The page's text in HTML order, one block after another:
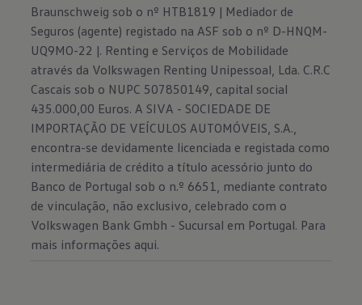
Braunschweig sob o nº HTB1819 | Mediador de
Seguros (agente) registado na ASF sob o nº D-HNQM-
UQ9MO-22 |. Renting e Serviços de Mobilidade
através da Volkswagen Renting Unipessoal, Lda. C.R.C
Cascais sob o NUPC 507850149, capital social
435.000,00 Euros. A SIVA - SOCIEDADE DE
IMPORTAÇÃO DE VEÍCULOS AUTOMÓVEIS, S.A.,
encontra-se devidamente licenciada e registada como
intermediária de crédito a título acessório junto do
Banco de Portugal sob o n.º 6651, mediante contrato
de vinculação, não exclusivo, celebrado com o
Volkswagen Bank Gmbh - Sucursal em Portugal. Para
mais informações aqui.